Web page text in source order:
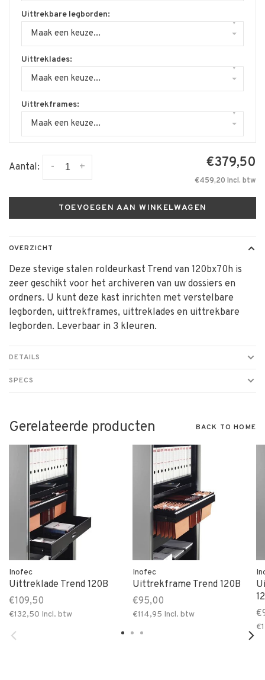
Uittrekbare legborden:
Maak een keuze...
▾
Uittreklades:
Maak een keuze...
▾
Uittrekframes:
Maak een keuze...
▾
Aantal: +
- €379,50
€459,20 Incl. btw
TOEVOEGEN AAN WINKELWAGEN
OVERZICHT
Deze stevige stalen roldeurkast Trend van 120bx70h is
zeer geschikt voor het archiveren van uw dossiers en
ordners. U kunt deze kast inrichten met verstelbare
legborden, uittrekframes, uittreklades en uittrekbare
legborden. Leverbaar in 3 kleuren.
DETAILS
SPECS
Gerelateerde producten BACK TO HOME
Inofec
Uittreklade Trend 120B
€109,50
€132,50 Incl. btw
Inofec
Uittrekframe Trend 120B
€95,00
€114,95 Incl. btw